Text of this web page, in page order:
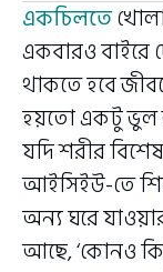
একচিলতে
একবারও বাইরে
থাকতে হবে
হয়তো একটু ভুল
যদি শরীর
আইসিইউ-তে
অন্য ঘরে
আছে, ‘কোনও